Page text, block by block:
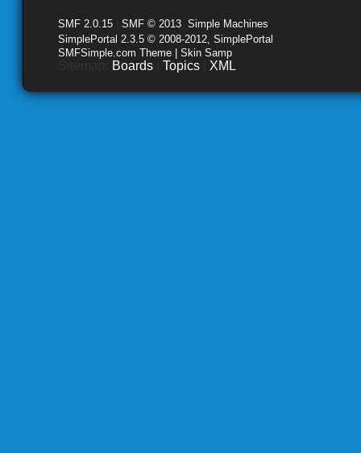
SMF 2.0.15 SMF © 2013 Simple Machines
SimplePortal 2.3.5 © 2008-2012, SimplePortal
SMFSimple.com Theme | Skin Samp
Boards Topics XML